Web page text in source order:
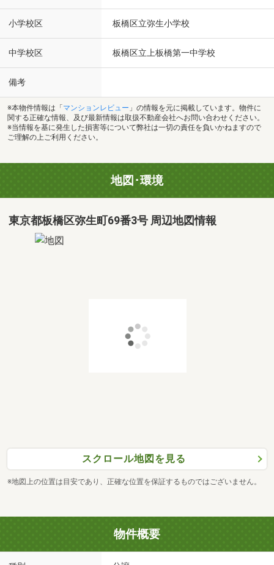
小学校区 板橋区立弥生小学校
中学校区 板橋区立上板橋第一中学校
備考
※本物件情報は「 マンションレビュー 」の情報を元に掲載しています。物件に
関する正確な情報、及び最新情報は取扱不動産会社へお問い合わせください。
※当情報を基に発生した損害等について弊社は一切の責任を負いかねますので
ご理解の上ご利用ください。
地図･環境
東京都板橋区弥生町69番3号 周辺地図情報
スクロール地図を見る
※地図上の位置は目安であり、正確な位置を保証するものではございません。
物件概要